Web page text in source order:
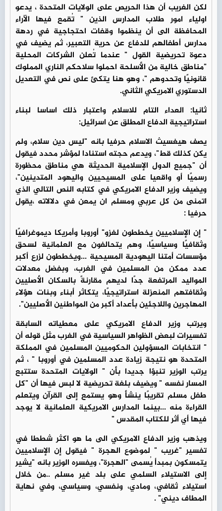
لكن الغريب أن هذا الحريص على الولايات المتحدة ، يدعو
اولياء امور طلاب المدارس الذين " تُقمع فيها الآراء
المحافظة الى أن ينظموا وقفات احتجاجية في ردهة
مدارس أطفالهم للدفاع عن حرية التعبير، ثم يضيف في
دعوة تحريضية القول " عندما تُعلن الشركات المحلية
"مناطق خالية من الأسلحة احملوا سلاحكم الناري المملوك
قانونيًا وتحدوهم "، وهو هنا يتكئ على نص في التعديل
الدستوري الامريكي الثاني.
ثانيا: العداء التام للاسلام واعتبار ذلك اساسا لبناء
استراتيجية الدفاع المطلق عن اسرائيل:
يصف هيغسيث الاسلام حرفيا بانه "ليس دين سلام، ولم
يكن كذلك قط"، ويدعم حجته استنادا لمؤشر محدد فيقول
أن "جميع الدول الإسلامية الحديثة هي مناطق محظورة
رسميًا أو واقعيا على المسيحيين واليهود المتدينين"،
ويضيف وزير الدفاع الامريكي في كتابه النص التالي الذي
اتمنى من كل عربي ومسلم ان يمعن في دلالاته ،يقول
حرفيا :
" إن الإسلاميين يخططون لغزو" أوروبا وأمريكا ديموغرافيًا
وثقافيًا وسياسيًا، وهم يتحالفون مع العلمانية لسحق
مؤسسات أمتنا اليهودية المسيحية ...ويخططون لزرع أكبر
عدد ممكن من المسلمين في الغرب، وبفضل معدلات
المواليد المرتفعة جدًا لديهم مقارنةً بالسكان الأصليين
وثقافتهم المنعزلة استراتيجيًا، يتكاثر أبناء وبنات هؤلاء
المهاجرين واللاجئين بأعداد أكبر من المواطنين الأصليين".
ويرتب وزير الدفاع الامريكي على معطياته السابقة
تفسيرات لبعض الظواهر السياسية في الغرب مثل قوله أن
" انتخابات المسؤولين الحكوميين المسلمين في المملكة
المتحدة هو نتيجة زيادة عدد المسلمين في أوروبا " ، ثم
يرتب الوزير تنبؤا جديدا بأن " الولايات المتحدة ستتبع
المسار نفسه " ويضيف بلغة تحريضية لا لبس فيها أن "كل
طفل مسلم تقريبًا ينشأ وهو يستمع إلى القرآن ويتعلم
القراءة منه ...بينما المدارس الامريكية العلمانية لا يوجد
فيها أي أثر للكتاب المقدس "
ويذهب وزير الدفاع الامريكي الى ما هو اكثر شططا في
تفسير "غريب " لموضوع الهجرة " فيقول إن الإسلاميين
يتمسكون بمبدأ يُسمى "الهجرة"، ويفسره الوزير بانه "يشير
إلى الاستيلاء السلمي على بلد غير مسلم ..من خلال
استيلاء ثقافي، ومادي، ونفسي، وسياسي، وفي نهاية
المطاف ديني" .